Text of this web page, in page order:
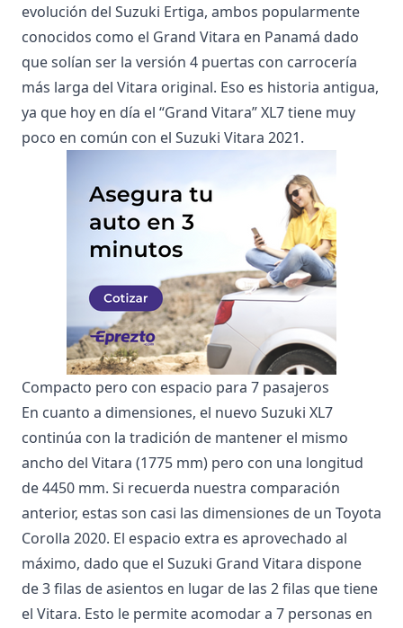
evolución del Suzuki Ertiga, ambos popularmente
conocidos como el Grand Vitara en Panamá dado
que solían ser la versión 4 puertas con carrocería
más larga del Vitara original. Eso es historia antigua,
ya que hoy en día el “Grand Vitara” XL7 tiene muy
poco en común con el Suzuki Vitara 2021.
Compacto pero con espacio para 7 pasajeros
En cuanto a dimensiones, el nuevo Suzuki XL7
continúa con la tradición de mantener el mismo
ancho del Vitara (1775 mm) pero con una longitud
de 4450 mm. Si recuerda nuestra comparación
anterior, estas son casi las dimensiones de un Toyota
Corolla 2020. El espacio extra es aprovechado al
máximo, dado que el Suzuki Grand Vitara dispone
de 3 filas de asientos en lugar de las 2 filas que tiene
el Vitara. Esto le permite acomodar a 7 personas en